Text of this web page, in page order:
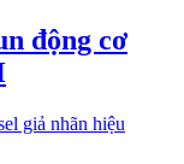
động cơ